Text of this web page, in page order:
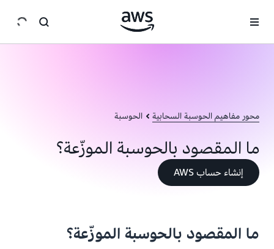
محور مفاهيم الحوسبة السحابية الحوسبة
ما المقصود بالحوسبة الموزّعة؟
إنشاء حساب AWS
ما المقصود بالحوسبة الموزّعة؟